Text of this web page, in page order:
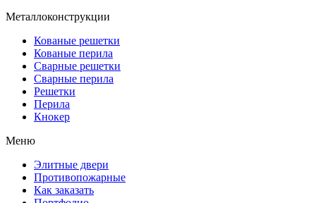
Металлоконструкции
Кованые решетки
Кованые перила
Сварные решетки
Сварные перила
Решетки
Перила
Кнокер
Меню
Элитные двери
Противопожарные
Как заказать